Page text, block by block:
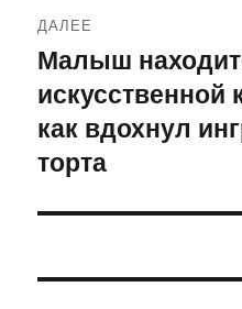
ДАЛЕЕ
Следующая
запись:
Малыш
искусственной
как вдохнул
торта